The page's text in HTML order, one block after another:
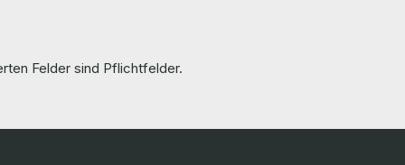
Felder sind Pflichtfelder.